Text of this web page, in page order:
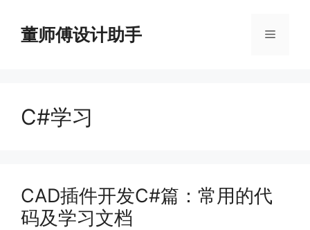
董师傅设计助手 菜
C#学习
CAD插件开发C#篇：常用的代
码及学习文档